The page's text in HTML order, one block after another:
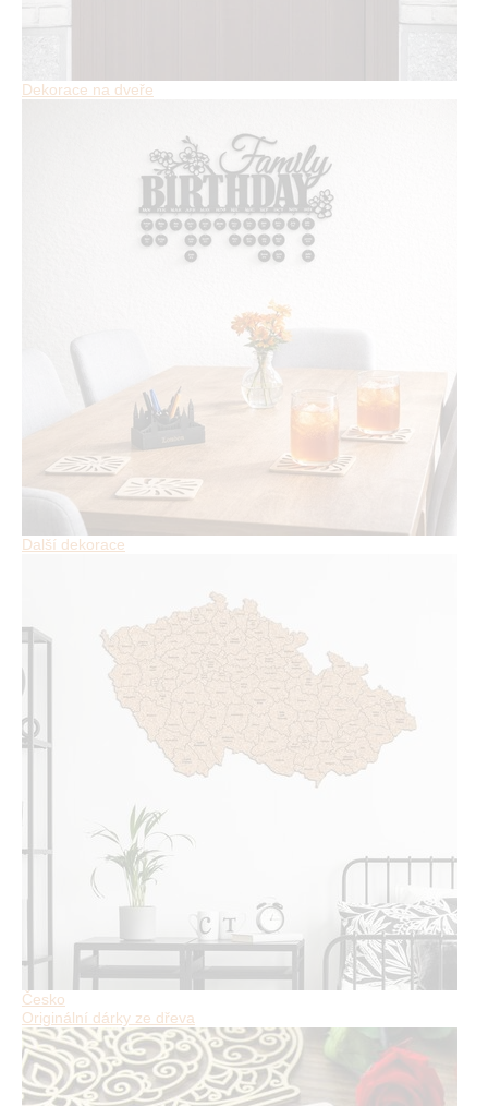
Dekorace na dveře
Další dekorace
Česko
Originální dárky ze dřeva